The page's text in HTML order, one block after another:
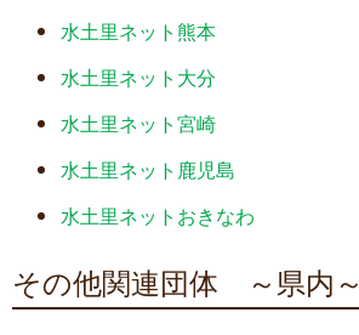
水土里ネット熊本
水土里ネット大分
水土里ネット宮崎
水土里ネット鹿児島
水土里ネットおきなわ
その他関連団体 ～県内～